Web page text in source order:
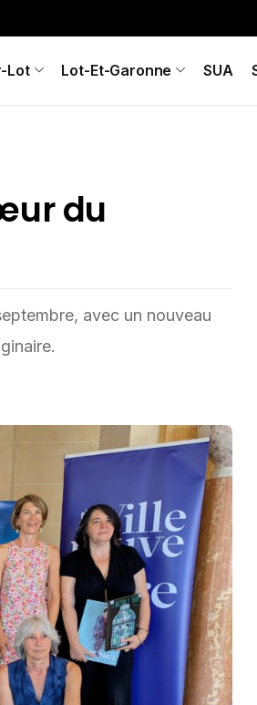
Lot Lot-Et-Garonne SUA
du
avec un nouveau